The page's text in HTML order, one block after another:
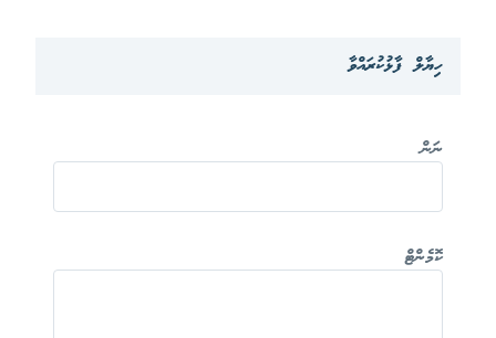
ހިޔާލް ފާޅުކުރައްވާ
ނަން
ކޮމެންޓް